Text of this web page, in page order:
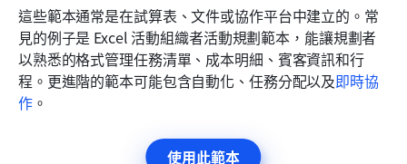
這些範本通常是在試算表、文件或協作平台中建立的。常
見的例子是 Excel 活動組織者活動規劃範本，能讓規劃者
以熟悉的格式管理任務清單、成本明細、賓客資訊和行
程。更進階的範本可能包含自動化、任務分配以及即時協
作。
使用此範本